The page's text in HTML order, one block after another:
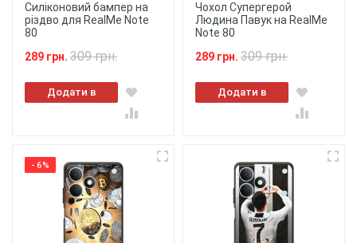
Силіконовий бампер на
різдво для RealMe Note
80
289 грн. 309 грн.
Додати в
кошик
Чохол Супергерой
Людина Павук на RealMe
Note 80
289 грн. 309 грн.
Додати в
кошик
- 6%